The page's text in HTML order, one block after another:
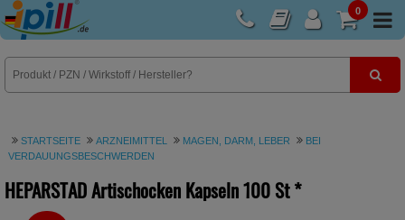
0
E-Rezept
STARTSEITE ARZNEIMITTEL MAGEN, DARM, LEBER
BEI
VERDAUUNGSBESCHWERDEN
HEPARSTAD Artischocken Kapseln100 St*